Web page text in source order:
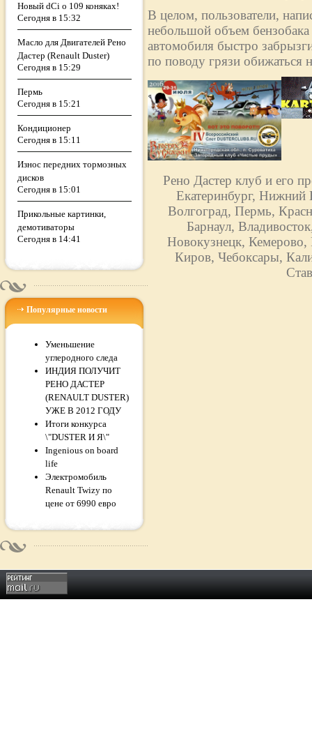
Новый dCi о 109 коняках!
Сегодня в 15:32
Масло для Двигателей Рено
Дастер (Renault Duster)
Сегодня в 15:29
Пермь
Сегодня в 15:21
Кондиционер
Сегодня в 15:11
Износ передних тормозных
дисков
Сегодня в 15:01
Прикольные картинки,
демотиваторы
Сегодня в 14:41
Популярные новости
Уменьшение
углеродного следа
ИНДИЯ ПОЛУЧИТ
РЕНО ДАСТЕР
(RENAULT DUSTER)
УЖЕ В 2012 ГОДУ
Итоги конкурса
\"DUSTER И Я\"
Ingenious on board
life
Электромобиль
Renault Twizy по
цене от 6990 евро
В целом, пользователи,
небольшой объем бензобака
автомобиля быстро
по поводу грязи обижаться
Рено Дастер клуб и его
Екатеринбург, Нижний
Волгоград, Пермь,
Барнаул,
Новокузнецк,
Киров, Чебоксары,